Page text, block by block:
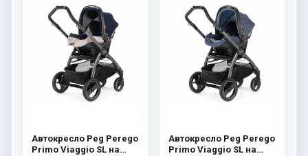
Автокресло Peg Perego
Primo Viaggio SL на
Автокресло Peg Perego
Primo Viaggio SL на